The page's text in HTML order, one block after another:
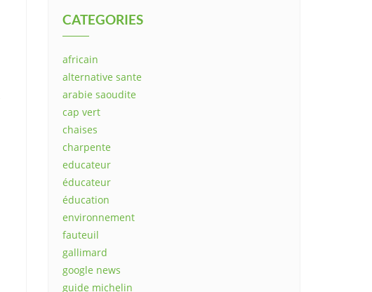
CATEGORIES
africain
alternative sante
arabie saoudite
cap vert
chaises
charpente
educateur
éducateur
éducation
environnement
fauteuil
gallimard
google news
guide michelin